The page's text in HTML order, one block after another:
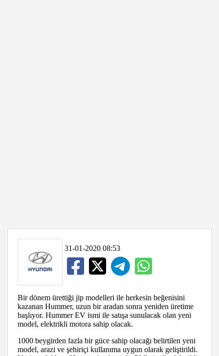
31-01-2020 08:53
Bir dönem ürettiği jip modelleri ile herkesin beğenisini
kazanan Hummer, uzun bir aradan sonra yeniden üretime
başlıyor. Hummer EV ismi ile satışa sunulacak olan yeni
model, elektrikli motora sahip olacak.
1000 beygirden fazla bir güce sahip olacağı belirtilen yeni
model, arazi ve şehiriçi kullanıma uygun olarak geliştirildi.